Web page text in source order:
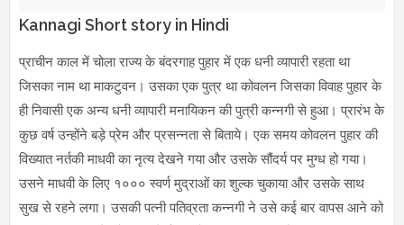
Kannagi Short story in Hindi
प्राचीन काल में चोला राज्य के बंदरगाह पुहार में एक धनी व्यापारी रहता था
जिसका नाम था माकटुवन। उसका एक पुत्र था कोवलन जिसका विवाह पुहार के
ही निवासी एक अन्य धनी व्यापारी मनायिकन की पुत्री कन्नगी से हुआ। प्रारंभ के
कुछ वर्ष उन्होंने बड़े प्रेम और प्रसन्नता से बिताये। एक समय कोवलन पुहार की
विख्यात नर्तकी माधवी का नृत्य देखने गया और उसके सौंदर्य पर मुग्ध हो गया।
उसने माधवी के लिए १००० स्वर्ण मुद्राओं का शुल्क चुकाया और उसके साथ
सुख से रहने लगा। उसकी पत्नी पतिव्रता कन्नगी ने उसे कई बार वापस आने को